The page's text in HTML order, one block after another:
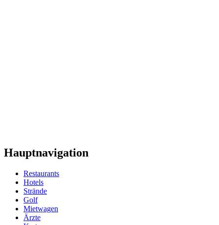
Hauptnavigation
Restaurants
Hotels
Strände
Golf
Mietwagen
Ärzte